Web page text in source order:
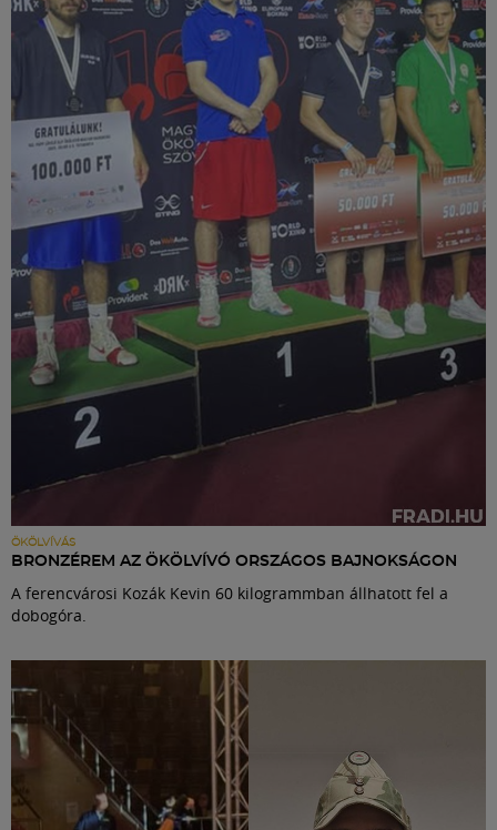
ÖKÖLVÍVÁS
BRONZÉREM AZ ÖKÖLVÍVÓ ORSZÁGOS BAJNOKSÁGON
A ferencvárosi Kozák Kevin 60 kilogrammban állhatott fel a
dobogóra.